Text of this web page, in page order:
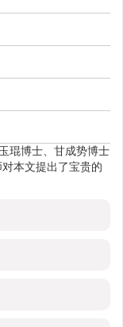
琨博士、甘成势博士
本文提出了宝贵的